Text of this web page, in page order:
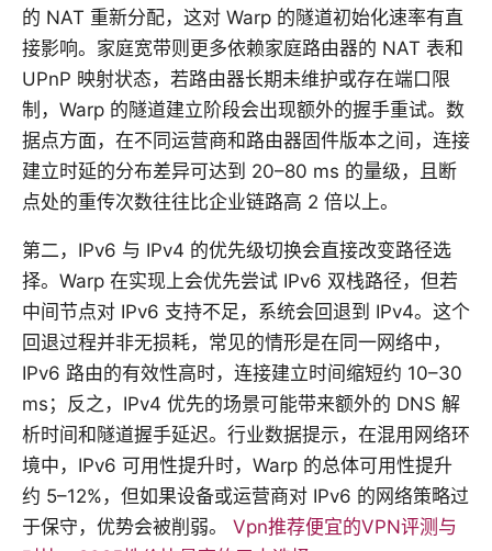
的 NAT 重新分配，这对 Warp 的隧道初始化速率有直
接影响。家庭宽带则更多依赖家庭路由器的 NAT 表和
UPnP 映射状态，若路由器长期未维护或存在端口限
制，Warp 的隧道建立阶段会出现额外的握手重试。数
据点方面，在不同运营商和路由器固件版本之间，连接
建立时延的分布差异可达到 20–80 ms 的量级，且断
点处的重传次数往往比企业链路高 2 倍以上。
第二，IPv6 与 IPv4 的优先级切换会直接改变路径选
择。Warp 在实现上会优先尝试 IPv6 双栈路径，但若
中间节点对 IPv6 支持不足，系统会回退到 IPv4。这个
回退过程并非无损耗，常见的情形是在同一网络中，
IPv6 路由的有效性高时，连接建立时间缩短约 10–30
ms；反之，IPv4 优先的场景可能带来额外的 DNS 解
析时间和隧道握手延迟。行业数据提示，在混用网络环
境中，IPv6 可用性提升时，Warp 的总体可用性提升
约 5–12%，但如果设备或运营商对 IPv6 的网络策略过
于保守，优势会被削弱。 Vpn推荐便宜的VPN评测与